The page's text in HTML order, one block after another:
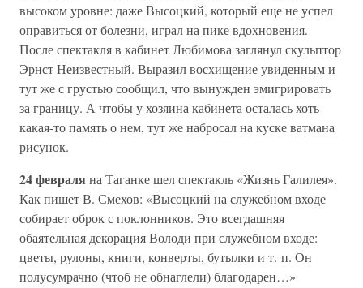
высоком уровне: даже Высоцкий, который еще не успел
оправиться от болезни, играл на пике вдохновения.
После спектакля в кабинет Любимова заглянул скульптор
Эрнст Неизвестный. Выразил восхищение увиденным и
тут же с грустью сообщил, что вынужден эмигрировать
за границу. А чтобы у хозяина кабинета осталась хоть
какая-то память о нем, тут же набросал на куске ватмана
рисунок.
24 февраля на Таганке шел спектакль «Жизнь Галилея».
Как пишет В. Смехов: «Высоцкий на служебном входе
собирает оброк с поклонников. Это всегдашняя
обаятельная декорация Володи при служебном входе:
цветы, рулоны, книги, конверты, бутылки и т. п. Он
полусумрачно (чтоб не обнаглели) благодарен…»